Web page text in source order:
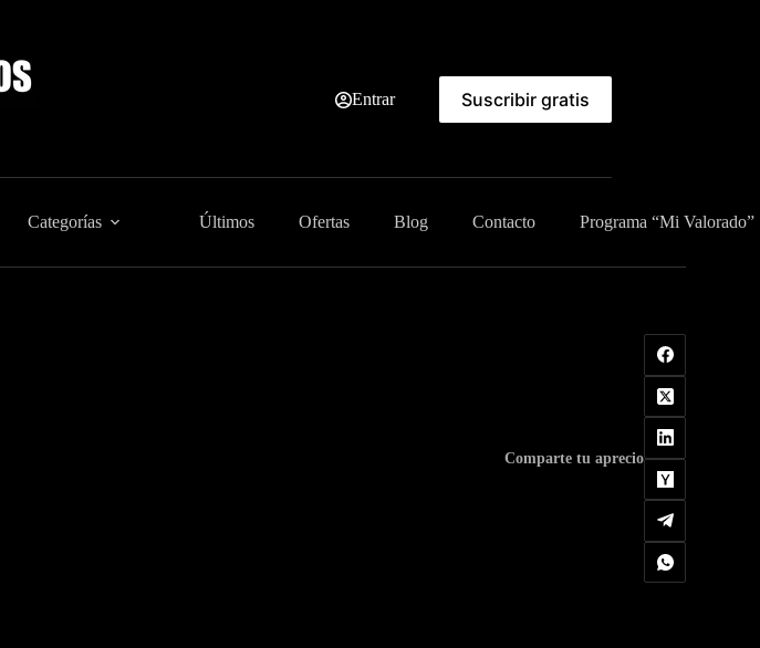
Entrar Suscribir gratis
Categorías Últimos Ofertas Blog Contacto Programa “Mi Valorado”
Comparte tu aprecio